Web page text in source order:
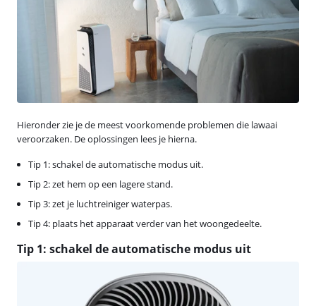
Hieronder zie je de meest voorkomende problemen die lawaai
veroorzaken. De oplossingen lees je hierna.
Tip 1: schakel de automatische modus uit.
Tip 2: zet hem op een lagere stand.
Tip 3: zet je luchtreiniger waterpas.
Tip 4: plaats het apparaat verder van het woongedeelte.
Tip 1: schakel de automatische modus uit